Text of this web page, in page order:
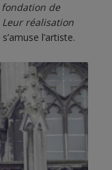
fondation de
Leur réalisation
s’amuse l’artiste.